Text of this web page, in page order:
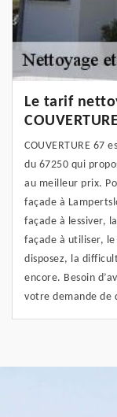
Le tarif
COUVERTURE 67
du 67250 qui
au meilleur prix.
façade à
façade à lessiver,
façade à utiliser,
disposez, la
encore. Besoin
votre demande de